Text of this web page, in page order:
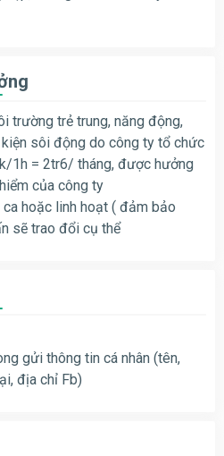
trường trẻ trung, năng động,
sôi động do công ty tổ chức
1h = 2tr6/ tháng, được hưởng
của công ty
hoặc linh hoạt ( đảm bảo
sẽ trao đổi cụ thể
gửi thông tin cá nhân (tên,
địa chỉ Fb)